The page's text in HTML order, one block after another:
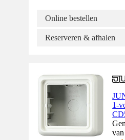
Online bestellen
Reserveren & afhalen
1-